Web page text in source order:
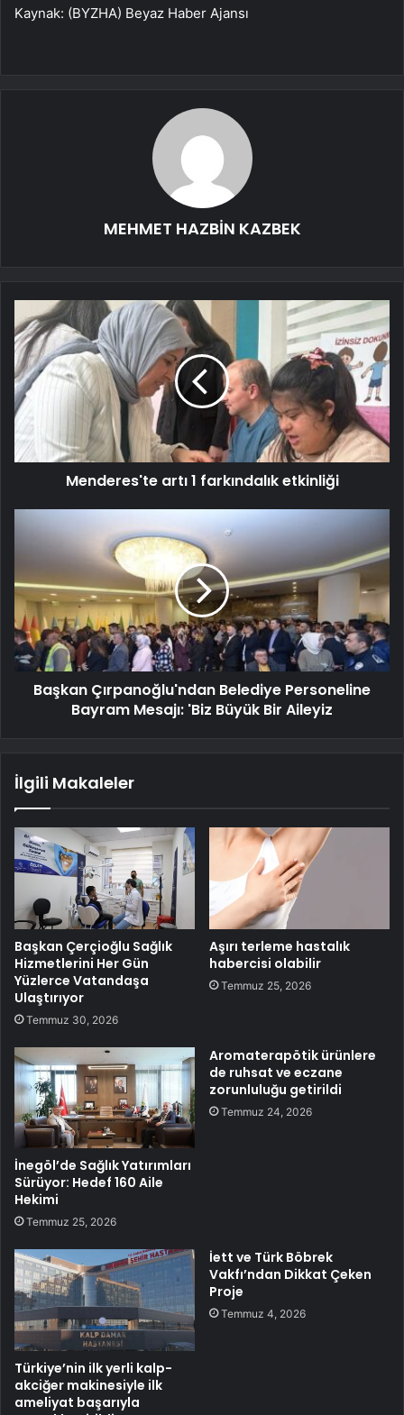
Kaynak: (BYZHA) Beyaz Haber Ajansı
MEHMET HAZBİN KAZBEK
Menderes'te artı 1 farkındalık etkinliği
Başkan Çırpanoğlu'ndan Belediye Personeline
Bayram Mesajı: 'Biz Büyük Bir Aileyiz
İlgili Makaleler
Başkan Çerçioğlu Sağlık
Hizmetlerini Her Gün
Yüzlerce Vatandaşa
Ulaştırıyor
Temmuz 30, 2026
Aşırı terleme hastalık
habercisi olabilir
Temmuz 25, 2026
İnegöl’de Sağlık Yatırımları
Sürüyor: Hedef 160 Aile
Hekimi
Temmuz 25, 2026
Aromaterapötik ürünlere
de ruhsat ve eczane
zorunluluğu getirildi
Temmuz 24, 2026
Türkiye’nin ilk yerli kalp-
akciğer makinesiyle ilk
ameliyat başarıyla
İett ve Türk Böbrek
Vakfı’ndan Dikkat Çeken
Proje
Temmuz 4, 2026